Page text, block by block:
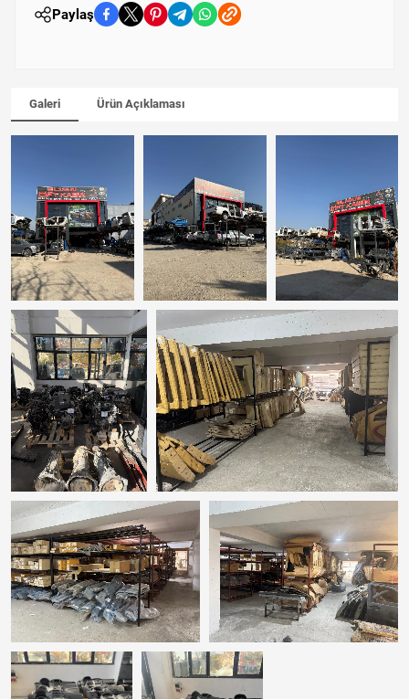
Paylaş
Galeri Ürün Açıklaması